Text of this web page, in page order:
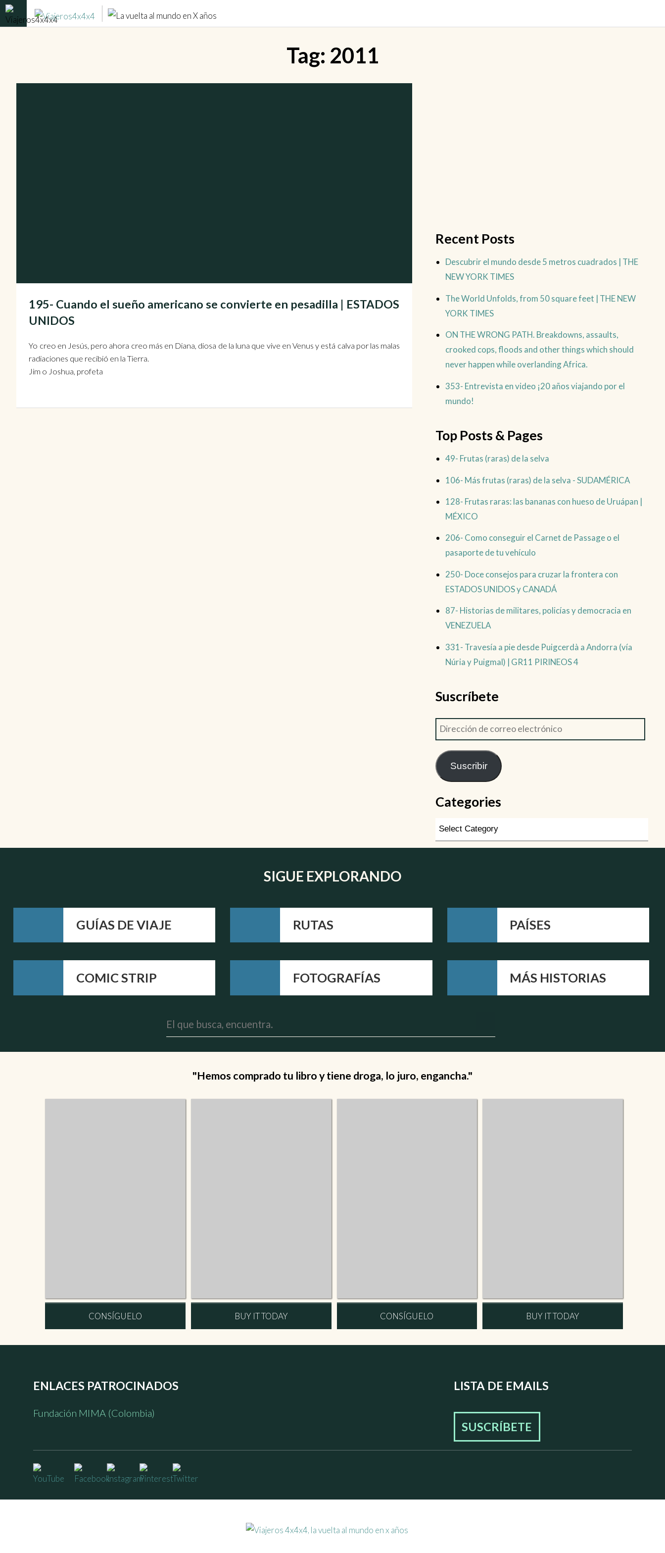
Tag: 2011
195- Cuando el sueño americano se convierte en pesadilla | ESTADOS
UNIDOS
Yo creo en Jesús, pero ahora creo más en Diana, diosa de la luna que vive en Venus y está calva por las malas
radiaciones que recibió en la Tierra.
Jim o Joshua, profeta
Recent Posts
Descubrir el mundo desde 5 metros cuadrados | THE
NEW YORK TIMES
The World Unfolds, from 50 square feet | THE NEW
YORK TIMES
ON THE WRONG PATH. Breakdowns, assaults,
crooked cops, floods and other things which should
never happen while overlanding Africa.
353- Entrevista en video ¡20 años viajando por el
mundo!
Top Posts & Pages
49- Frutas (raras) de la selva
106- Más frutas (raras) de la selva - SUDAMÉRICA
128- Frutas raras: las bananas con hueso de Uruápan |
MÉXICO
206- Como conseguir el Carnet de Passage o el
pasaporte de tu vehículo
250- Doce consejos para cruzar la frontera con
ESTADOS UNIDOS y CANADÁ
87- Historias de militares, policías y democracia en
VENEZUELA
331- Travesía a pie desde Puigcerdà a Andorra (vía
Núria y Puigmal) | GR11 PIRINEOS 4
Suscríbete
Suscribir
Categories
SIGUE EXPLORANDO
GUÍAS DE VIAJE RUTAS PAÍSES
COMIC STRIP FOTOGRAFÍAS MÁS HISTORIAS
"Hemos comprado tu libro y tiene droga, lo juro, engancha."
CONSÍGUELO BUY IT TODAY CONSÍGUELO BUY IT TODAY
ENLACES PATROCINADOS
Fundación MIMA (Colombia)
LISTA DE EMAILS
SUSCRÍBETE